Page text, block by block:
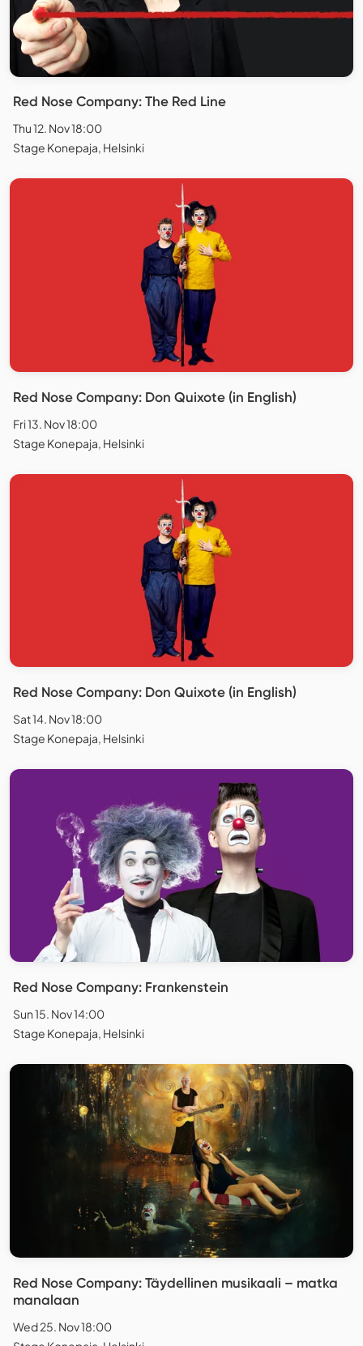
Red Nose Company: The Red Line
Thu 12. Nov 18:00
Stage Konepaja, Helsinki
Red Nose Company: Don Quixote (in English)
Fri 13. Nov 18:00
Stage Konepaja, Helsinki
Red Nose Company: Don Quixote (in English)
Sat 14. Nov 18:00
Stage Konepaja, Helsinki
Red Nose Company: Frankenstein
Sun 15. Nov 14:00
Stage Konepaja, Helsinki
Red Nose Company: Täydellinen musikaali – matka
manalaan
Wed 25. Nov 18:00